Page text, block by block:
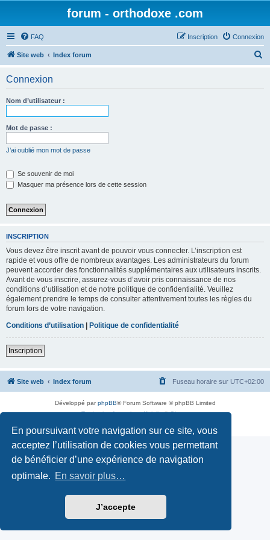
En poursuivant votre navigation sur ce site, vous
acceptez l’utilisation de cookies vous permettant
de bénéficier d’une expérience de navigation
optimale. En savoir plus…
J’accepte
forum - orthodoxe .com
FAQ Connexion
Inscription
Site web Index forum
Connexion
Nom d’utilisateur :
Mot de passe :
J’ai oublié mon mot de passe
Se souvenir de moi
Masquer ma présence lors de cette session
INSCRIPTION
Vous devez être inscrit avant de pouvoir vous connecter. L’inscription est
rapide et vous offre de nombreux avantages. Les administrateurs du forum
peuvent accorder des fonctionnalités supplémentaires aux utilisateurs inscrits.
Avant de vous inscrire, assurez-vous d’avoir pris connaissance de nos
conditions d’utilisation et de notre politique de confidentialité. Veuillez
également prendre le temps de consulter attentivement toutes les règles du
forum lors de votre navigation.
Conditions d’utilisation | Politique de confidentialité
Inscription
Site web Index forum Fuseau horaire sur UTC+02:00
Développé parphpBB® Forum Software © phpBB Limited
Traduction française officielle©Qiaeru